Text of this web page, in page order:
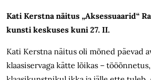
Kati Kerstna näitus „Aksessuaarid“
kunsti keskuses kuni 27. II.
Kati Kerstna näitus oli mõned päevad
klaasiservaga kätte lõikas –